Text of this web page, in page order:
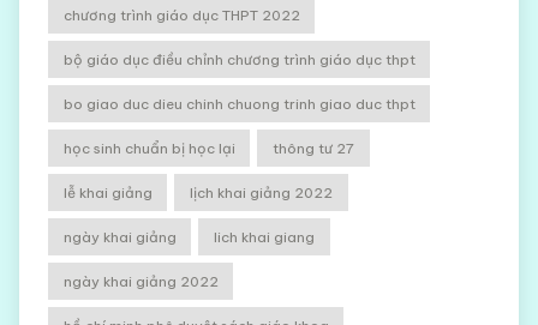
chương trình giáo dục THPT 2022
bộ giáo dục điều chỉnh chương trình giáo dục thpt
bo giao duc dieu chinh chuong trinh giao duc thpt
học sinh chuẩn bị học lại thông tư 27
lễ khai giảng lịch khai giảng 2022
ngày khai giảng lich khai giang
ngày khai giảng 2022